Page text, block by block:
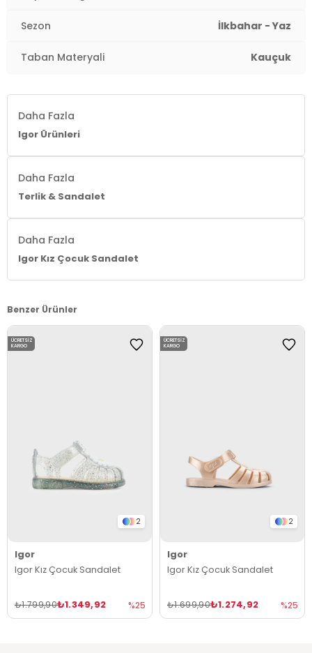
Sezon İlkbahar - Yaz
Taban Materyali Kauçuk
Daha Fazla
Igor Ürünleri
Daha Fazla
Terlik & Sandalet
Daha Fazla
Igor Kız Çocuk Sandalet
Benzer Ürünler
2
Igor
Igor Kız Çocuk Sandalet
₺1.349,92
₺1.799,90 %25
ÜCRETSIZ
KARGO
2
Igor
Igor Kız Çocuk Sandalet
₺1.274,92
₺1.699,90 %25
ÜCRETSIZ
KARGO